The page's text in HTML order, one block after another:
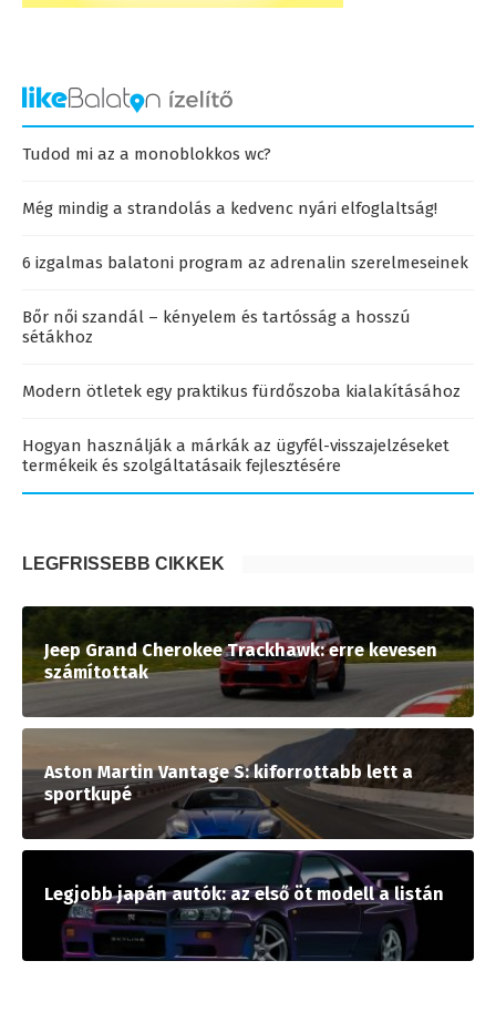
Tudod mi az a monoblokkos wc?
Még mindig a strandolás a kedvenc nyári elfoglaltság!
6 izgalmas balatoni program az adrenalin szerelmeseinek
Bőr női szandál – kényelem és tartósság a hosszú
sétákhoz
Modern ötletek egy praktikus fürdőszoba kialakításához
Hogyan használják a márkák az ügyfél-visszajelzéseket
termékeik és szolgáltatásaik fejlesztésére
LEGFRISSEBB CIKKEK
Jeep Grand Cherokee Trackhawk: erre kevesen
számítottak
Aston Martin Vantage S: kiforrottabb lett a
sportkupé
Legjobb japán autók: az első öt modell a listán